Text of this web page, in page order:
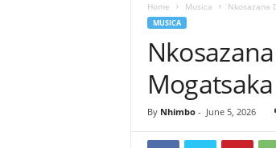
Home Musica Nkosazana
MUSICA
Mogatsaka
By Nhimbo- June 5, 2026